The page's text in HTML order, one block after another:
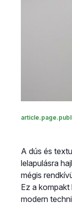
A dús és
lelapulásra
mégis
Ez a
modern